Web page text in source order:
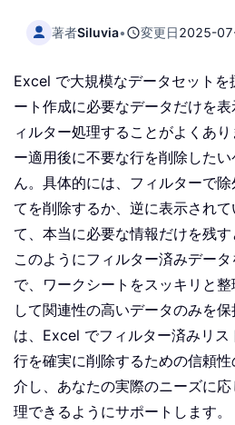
著者Siluvia• 変更日2025-
Excel で大規模なデータセット
ート作成に必要なデータだけを
ィルター処理することがよくあ
ー適用後に不要な行を削除した
ん。具体的には、フィルターで
てを削除するか、逆に表示され
て、本当に必要な情報だけを残す
このようにフィルター済みデー
で、ワークシートをスッキリと
して関連性の高いデータのみを
は、Excel でフィルター済みリ
行を確実に削除するための信頼
介し、あなたの実際のニーズに
理できるようにサポートします。